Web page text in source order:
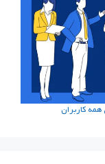
کاربران